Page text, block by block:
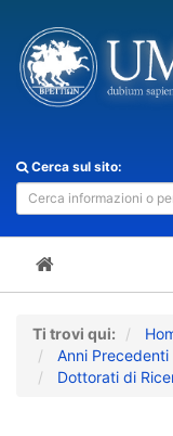
Cerca sul sito:
Ti trovi qui:
Anni
Dottorati di